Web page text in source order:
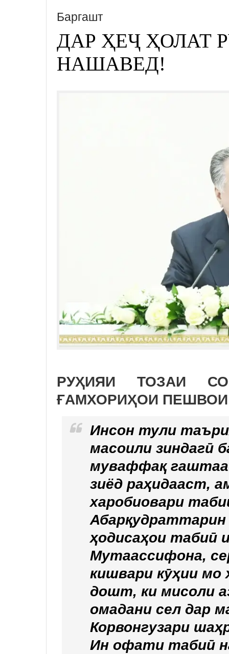
Баргашт
ДАР ҲЕҶ ҲОЛАТ
НАШАВЕД!
РУҲИЯИ ТОЗАИ
ҒАМХОРИҲОИ
Инсон тули
масоили зиндагӣ
муваффақ
зиёд раҳидааст,
харобиовари
Абарқудраттарин
ҳодисаҳои табиӣ
Мутаассифона,
кишвари кӯҳии мо
дошт, ки мисоли
омадани сел дар
Корвонгузари
Ин офати табиӣ